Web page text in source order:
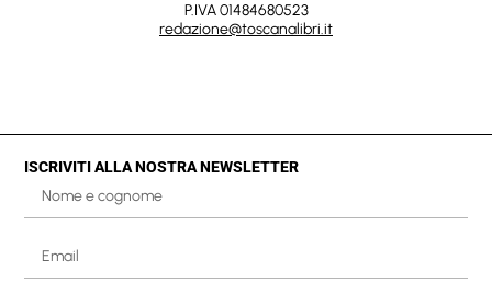
P.IVA 01484680523
redazione@toscanalibri.it
ISCRIVITI ALLA NOSTRA NEWSLETTER